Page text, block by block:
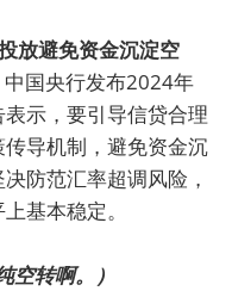
放避免资金沉淀空
中国央行发布2024年
示，要引导信贷合理
导机制，避免资金沉
防范汇率超调风险，
基本稳定。
空转啊。）